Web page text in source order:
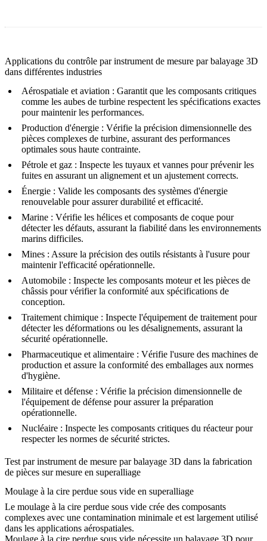
Applications du contrôle par instrument de mesure par balayage 3D
dans différentes industries
Aérospatiale et aviation : Garantit que les composants critiques
comme les aubes de turbine respectent les spécifications exactes
pour maintenir les performances.
Production d'énergie : Vérifie la précision dimensionnelle des
pièces complexes de turbine, assurant des performances
optimales sous haute contrainte.
Pétrole et gaz : Inspecte les tuyaux et vannes pour prévenir les
fuites en assurant un alignement et un ajustement corrects.
Énergie : Valide les composants des systèmes d'énergie
renouvelable pour assurer durabilité et efficacité.
Marine : Vérifie les hélices et composants de coque pour
détecter les défauts, assurant la fiabilité dans les environnements
marins difficiles.
Mines : Assure la précision des outils résistants à l'usure pour
maintenir l'efficacité opérationnelle.
Automobile : Inspecte les composants moteur et les pièces de
châssis pour vérifier la conformité aux spécifications de
conception.
Traitement chimique : Inspecte l'équipement de traitement pour
détecter les déformations ou les désalignements, assurant la
sécurité opérationnelle.
Pharmaceutique et alimentaire : Vérifie l'usure des machines de
production et assure la conformité des emballages aux normes
d'hygiène.
Militaire et défense : Vérifie la précision dimensionnelle de
l'équipement de défense pour assurer la préparation
opérationnelle.
Nucléaire : Inspecte les composants critiques du réacteur pour
respecter les normes de sécurité strictes.
Test par instrument de mesure par balayage 3D dans la fabrication
de pièces sur mesure en superalliage
Moulage à la cire perdue sous vide en superalliage
Le moulage à la cire perdue sous vide crée des composants
complexes avec une contamination minimale et est largement utilisé
dans les applications aérospatiales.
Moulage à la cire perdue sous vide nécessite un balayage 3D pour